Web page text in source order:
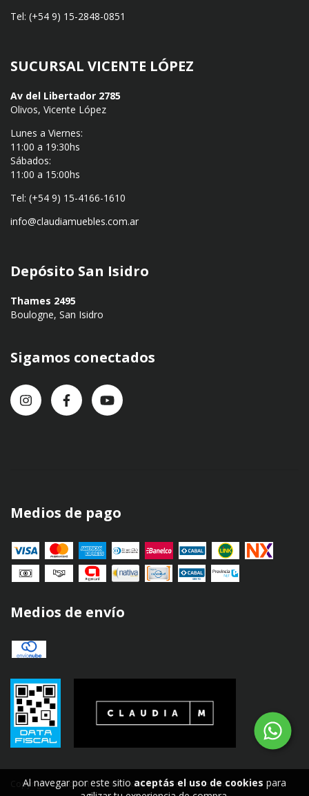
Al navegar por este sitio aceptás el uso de cookies para
Tel: (+54 9) 15-2848-0851
SUCURSAL VICENTE LÓPEZ
Av del Libertador 2785
Olivos, Vicente López
Lunes a Viernes:
11:00 a 19:30hs
Sábados:
11:00 a 15:00hs
Tel: (+54 9) 15-4166-1610
info@claudiamuebles.com.ar
Depósito San Isidro
Thames 2495
Boulogne, San Isidro
Sigamos conectados
Medios de pago
Medios de envío
Copyright Claudia M - 2026. Todos los derechos reservados.